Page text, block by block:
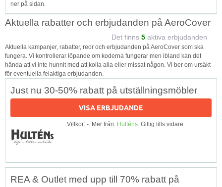
ner på sidan.
Aktuella rabatter och erbjudanden på AeroCover
Det finns 5 aktiva erbjudanden
Aktuella kampanjer, rabatter, reor och erbjudanden på AeroCover som ska
fungera. Vi kontrollerar löpande om koderna fungerar men ibland kan det
hända att vi inte hunnit med att kolla alla eller missat någon. Vi ber om ursäkt
för eventuella felaktiga erbjudanden.
Just nu 30-50% rabatt på utställningsmöbler
VISA ERBJUDANDE
Villkor: -. Mer från: Hulténs. Giltig tills vidare.
REA & Outlet med upp till 70% rabatt på